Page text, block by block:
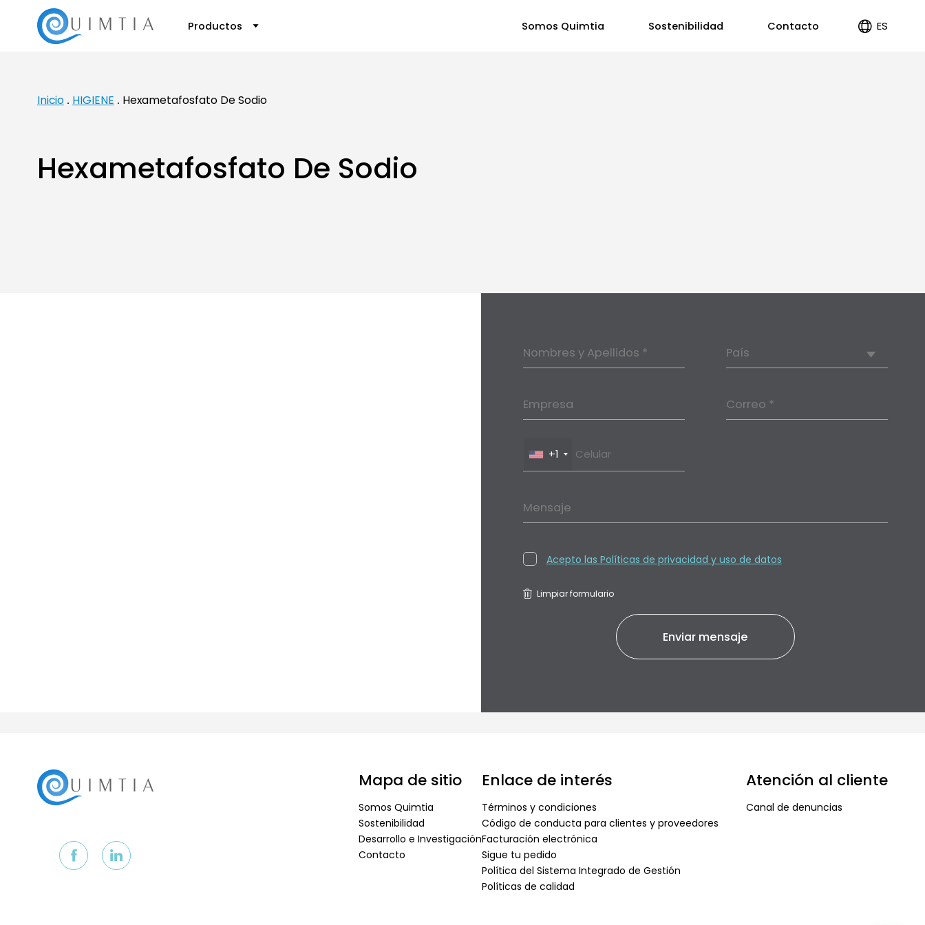
Productos Somos Quimtia Sostenibilidad Contacto ES
Inicio
HIGIENE Hexametafosfato De Sodio
Hexametafosfato De Sodio
Nombres y Apellidos * País
Empresa Correo *
+1
Mensaje
Acepto las Políticas de privacidad y uso de datos
Limpiar formulario
Mapa de sitio
Somos Quimtia
Sostenibilidad
Desarrollo e Investigación
Contacto
Enlace de interés
Términos y condiciones
Código de conducta para clientes y proveedores
Facturación electrónica
Sigue tu pedido
Política del Sistema Integrado de Gestión
Políticas de calidad
Atención al cliente
Canal de denuncias